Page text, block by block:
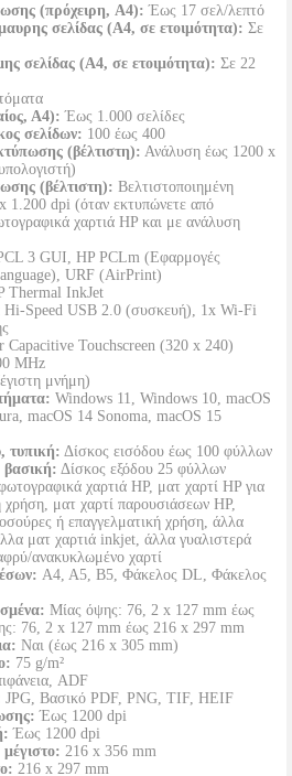
(πρόχειρη, A4): Έως 17 σελ/λεπτό
σελίδας (A4, σε ετοιμότητα): Σε
σελίδας (A4, σε ετοιμότητα): Σε 22
Α4): Έως 1.000 σελίδες
σελίδων: 100 έως 400
(βέλτιστη): Ανάλυση έως 1200 x
(βέλτιστη): Βελτιστοποιημένη
1.200 dpi (όταν εκτυπώνετε από
χαρτιά HP και με ανάλυση
3 GUI, HP PCLm (Εφαρμογές
URF (AirPrint)
Thermal InkJet
Hi-Speed USB 2.0 (συσκευή), 1x Wi-Fi
Touchscreen (320 x 240)
MHz
μνήμη)
Windows 11, Windows 10, macOS
macOS 14 Sonoma, macOS 15
τυπική: Δίσκος εισόδου έως 100 φύλλων
βασική: Δίσκος εξόδου 25 φύλλων
χαρτιά HP, ματ χαρτί HP για
ματ χαρτί παρουσιάσεων HP,
ή επαγγελματική χρήση, άλλα
ματ χαρτιά inkjet, άλλα γυαλιστερά
ανακυκλωμένο χαρτί
A4, A5, B5, Φάκελος DL, Φάκελος
Μίας όψης: 76, 2 x 127 mm έως
76, 2 x 127 mm έως 216 x 297 mm
Ναι (έως 216 x 305 mm)
75 g/m²
ADF
JPG, Βασικό PDF, PNG, TIF, HEIF
Έως 1200 dpi
Έως 1200 dpi
216 x 356 mm
216 x 297 mm